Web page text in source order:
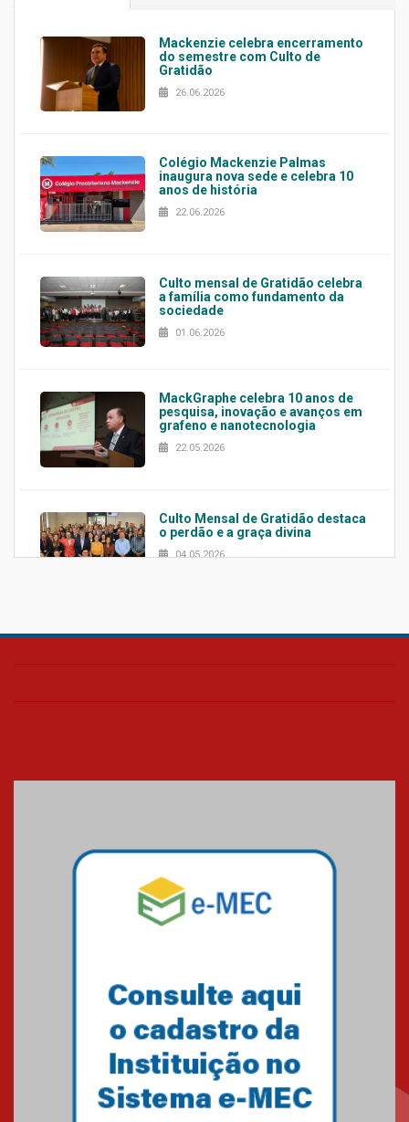
Mackenzie celebra encerramento
do semestre com Culto de
Gratidão
26.06.2026
Colégio Mackenzie Palmas
inaugura nova sede e celebra 10
anos de história
22.06.2026
Culto mensal de Gratidão celebra
a família como fundamento da
sociedade
01.06.2026
MackGraphe celebra 10 anos de
pesquisa, inovação e avanços em
grafeno e nanotecnologia
22.05.2026
Culto Mensal de Gratidão destaca
o perdão e a graça divina
04.05.2026
Confira como foi o culto mensal
Mackenzie mobiliza campanha
solidária para apoiar famílias em
Minas Gerais
Primeiro culto do ano ressalta o
27.02.2026